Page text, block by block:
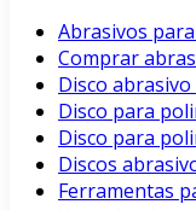
Abrasivos
Comprar
Disco
Disco para
Disco para
Discos
Ferramentas